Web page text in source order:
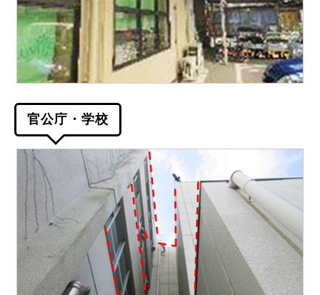
官公庁・学校